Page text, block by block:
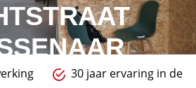
30 jaar ervaring in de